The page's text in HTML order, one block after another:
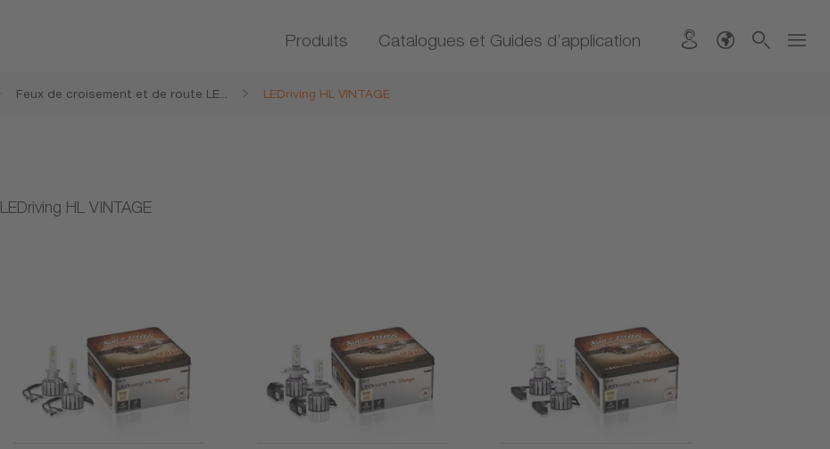
Produits Catalogues et Guides d’application
Feux de croisement et de route LE LEDriving HL VINTAGE
LEDriving HL VINTAGE